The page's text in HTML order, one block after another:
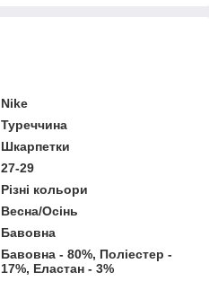
Nike
Туреччина
Шкарпетки
27-29
Різні кольори
Весна/Осінь
Бавовна
Бавовна - 80%, Поліестер -
17%, Еластан - 3%